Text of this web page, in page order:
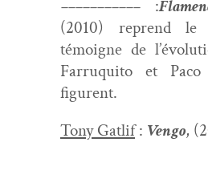
––––––––––– :
(2010) reprend le
témoigne de
Far­ruquito et
figurent.
Tony Gatlif: Ven­go,